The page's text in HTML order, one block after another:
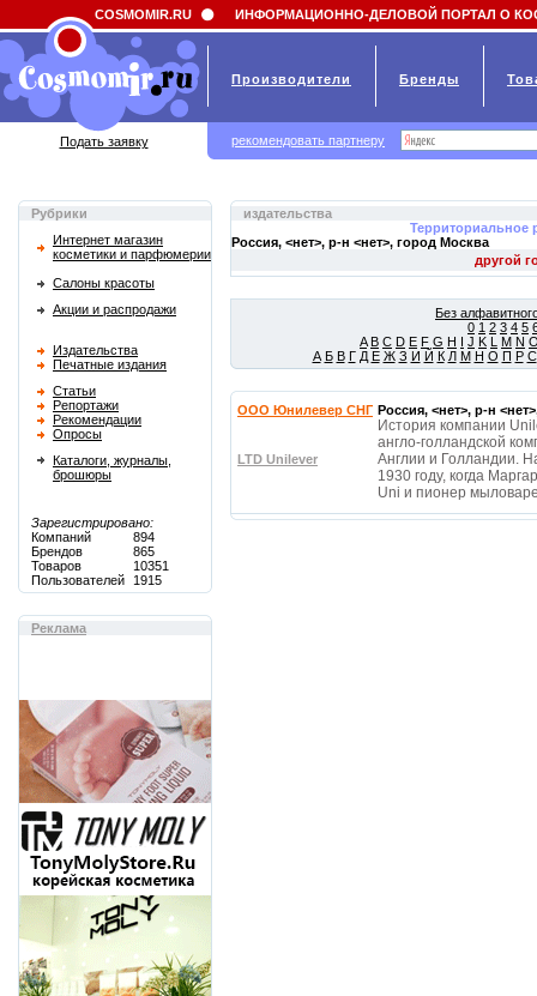
Field 'news_title' doesn't have a default value
Рубрики
Интернет магазин
косметики и парфюмерии
Салоны красоты
Акции и распродажи
Издательства
Печатные издания
Статьи
Репортажи
Рекомендации
Опросы
Каталоги, журналы,
брошюры
Зарегистрировано:
Компаний
894
Брендов
865
Товаров
10351
Пользователей
1915
Реклама
издательства
Территориальное
Россия, <нет>, р-н <нет>, город Москва
Без
0 1 2 3 4 5
A B C D E F G H I J K L M N
А Б В Г Д Е Ж З И Й К Л М Н О П Р С
OOO Юнилевер СНГ Россия, <нет>, р-н
LTD Unilever
История компании
англо-голландской
Англии и Голландии.
1930 году, когда
Uni и пионер
COSMOMIR.RU ИНФОРМАЦИОННО-ДЕЛОВОЙ ПОРТАЛ О
Производители Бренды
Подать заявку рекомендовать партнеру